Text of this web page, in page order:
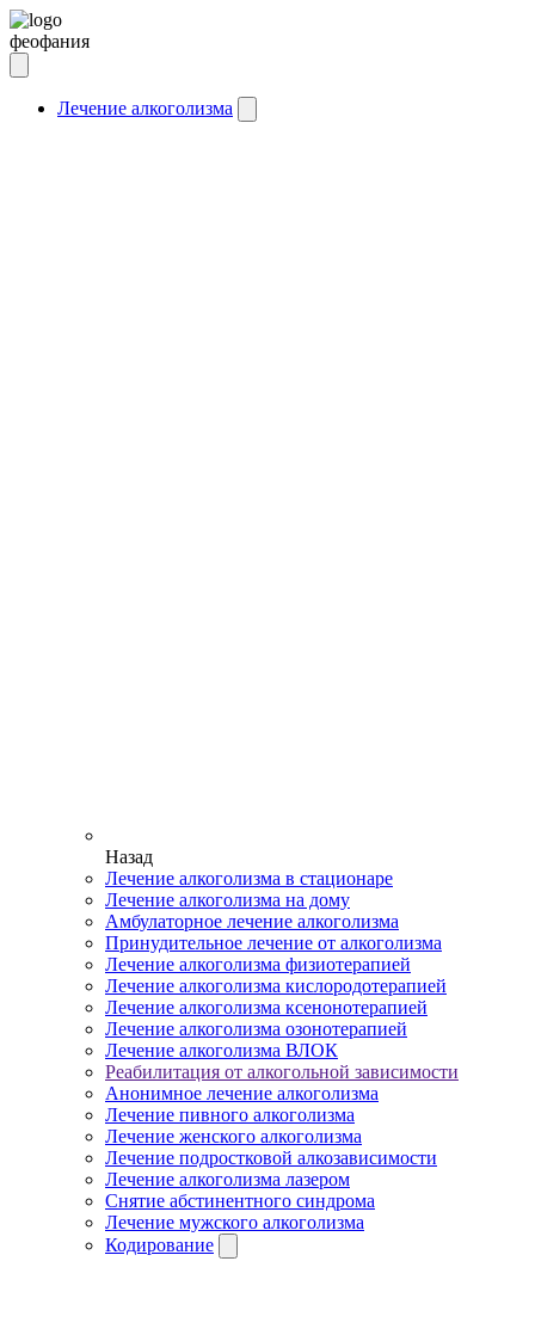
феофания
Лечение алкоголизма
Назад
Лечение алкоголизма в стационаре
Лечение алкоголизма на дому
Амбулаторное лечение алкоголизма
Принудительное лечение от алкоголизма
Лечение алкоголизма физиотерапией
Лечение алкоголизма кислородотерапией
Лечение алкоголизма ксенонотерапией
Лечение алкоголизма озонотерапией
Лечение алкоголизма ВЛОК
Реабилитация от алкогольной зависимости
Анонимное лечение алкоголизма
Лечение пивного алкоголизма
Лечение женского алкоголизма
Лечение подростковой алкозависимости
Лечение алкоголизма лазером
Снятие абстинентного синдрома
Лечение мужского алкоголизма
Кодирование